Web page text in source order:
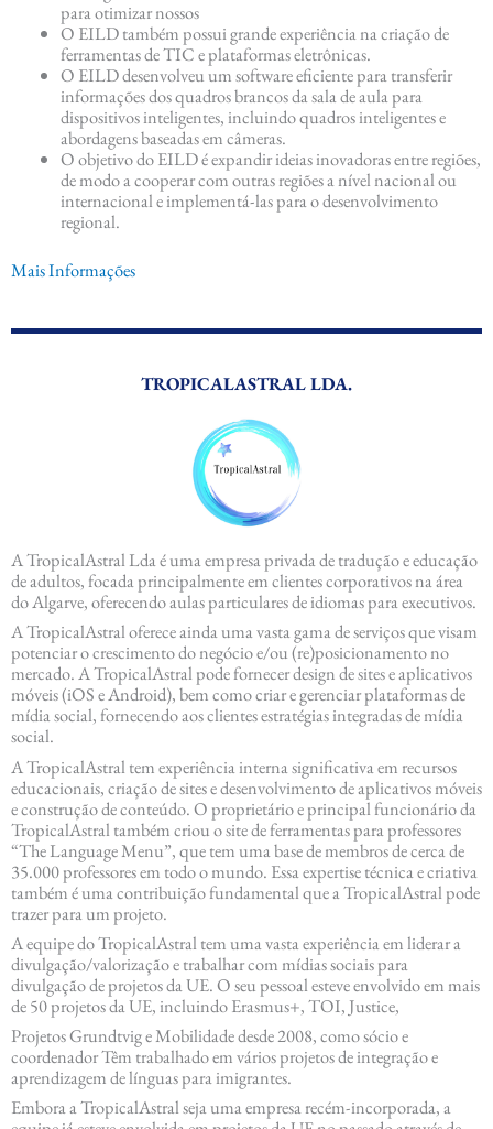
para otimizar nossos
O EILD também possui grande experiência na criação de
ferramentas de TIC e plataformas eletrônicas.
O EILD desenvolveu um software eficiente para transferir
informações dos quadros brancos da sala de aula para
dispositivos inteligentes, incluindo quadros inteligentes e
abordagens baseadas em câmeras.
O objetivo do EILD é expandir ideias inovadoras entre regiões,
de modo a cooperar com outras regiões a nível nacional ou
internacional e implementá-las para o desenvolvimento
regional.
Mais Informações
TROPICALASTRAL LDA.
A TropicalAstral Lda é uma empresa privada de tradução e educação
de adultos, focada principalmente em clientes corporativos na área
do Algarve, oferecendo aulas particulares de idiomas para executivos.
A TropicalAstral oferece ainda uma vasta gama de serviços que visam
potenciar o crescimento do negócio e/ou (re)posicionamento no
mercado. A TropicalAstral pode fornecer design de sites e aplicativos
móveis (iOS e Android), bem como criar e gerenciar plataformas de
mídia social, fornecendo aos clientes estratégias integradas de mídia
social.
A TropicalAstral tem experiência interna significativa em recursos
educacionais, criação de sites e desenvolvimento de aplicativos móveis
e construção de conteúdo. O proprietário e principal funcionário da
TropicalAstral também criou o site de ferramentas para professores
“The Language Menu”, que tem uma base de membros de cerca de
35.000 professores em todo o mundo. Essa expertise técnica e criativa
também é uma contribuição fundamental que a TropicalAstral pode
trazer para um projeto.
A equipe do TropicalAstral tem uma vasta experiência em liderar a
divulgação/valorização e trabalhar com mídias sociais para
divulgação de projetos da UE. O seu pessoal esteve envolvido em mais
de 50 projetos da UE, incluindo Erasmus+, TOI, Justice,
Projetos Grundtvig e Mobilidade desde 2008, como sócio e
coordenador Têm trabalhado em vários projetos de integração e
aprendizagem de línguas para imigrantes.
Embora a TropicalAstral seja uma empresa recém-incorporada, a